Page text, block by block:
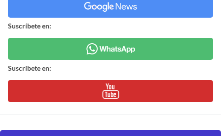
Suscríbete en:
Suscríbete en: